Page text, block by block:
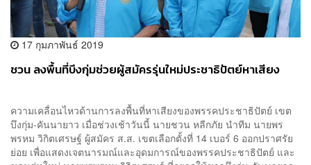
17 กุมภาพันธ์ 2019
ชวน ลงพื้นที่บึงกุ่มช่วยผู้สมัครรุ่นใหม่ประชาธิปัตย์หาเสียง
ความเคลื่อนไหวด้านการลงพื้นที่หาเสียงของพรรคประชาธิปัตย์ เขต
บึงกุ่ม-คันนายาว เมื่อช่วงเช้าวันนี้ นายชวน หลีกภัย นำทีม นายพร
พรหม วิกิตเศรษฐ์ ผู้สมัคร ส.ส. เขตเลือกตั้งที่ 14 เบอร์ 6 ออกปราศรัย
ย่อย เพื่อแสดงเจตนารมณ์และอุดมการณ์ของพรรคประชาธิปัตย์ และ